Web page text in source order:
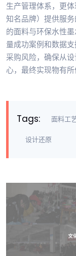
生产管理体系，更
知名品牌）提供服
的面料与环保水性
量成功案例和数据
采购风险，确保从
心，最终实现物有所
Tags: 面料工
设计还原